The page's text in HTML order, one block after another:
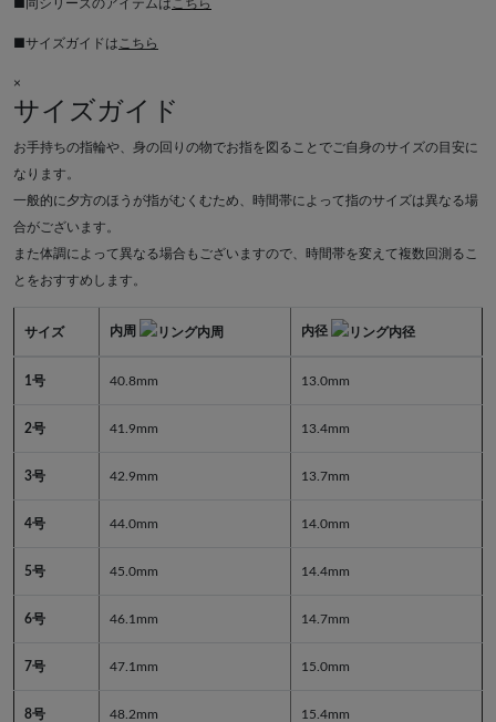
■同シリーズのアイテムは こちら
■サイズガイドは こちら
×
サイズガイド
お手持ちの指輪や、身の回りの物でお指を図ることでご自身のサイズの目安に
なります。
一般的に夕方のほうが指がむくむため、時間帯によって指のサイズは異なる場
合がございます。
また体調によって異なる場合もございますので、時間帯を変えて複数回測るこ
とをおすすめします。
サイズ 内周 内径
1号 40.8mm 13.0mm
2号 41.9mm 13.4mm
3号 42.9mm 13.7mm
4号 44.0mm 14.0mm
5号 45.0mm 14.4mm
6号 46.1mm 14.7mm
7号 47.1mm 15.0mm
8号 48.2mm 15.4mm